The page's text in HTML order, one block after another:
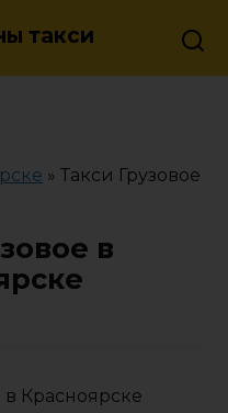
такси
» Такси Грузовое
в
в Красноярске